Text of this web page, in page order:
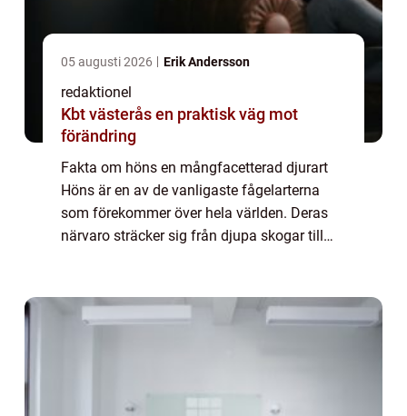
05 augusti 2026 Erik Andersson
redaktionel
Kbt västerås en praktisk väg mot
förändring
Fakta om höns en mångfacetterad djurart
Höns är en av de vanligaste fågelarterna
som förekommer över hela världen. Deras
närvaro sträcker sig från djupa skogar till